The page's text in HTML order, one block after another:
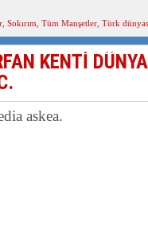
ÖVEN DİYANET
MESAJİ : 05.07.2009
Sokırım Tüm Manşetler Türk
KENTİ